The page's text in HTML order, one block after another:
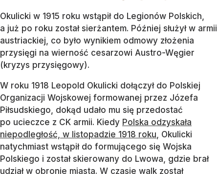
Okulicki w 1915 roku wstąpił do Legionów Polskich,
a już po roku został sierżantem. Później służył w armii
austriackiej, co było wynikiem odmowy złożenia
przysięgi na wierność cesarzowi Austro-Węgier
(kryzys przysięgowy).
W roku 1918 Leopold Okulicki dołączył do Polskiej
Organizacji Wojskowej formowanej przez Józefa
Piłsudskiego, dokąd udało mu się przedostać
po ucieczce z CK armii. Kiedy Polska odzyskała
niepodległość, w listopadzie 1918 roku , Okulicki
natychmiast wstąpił do formującego się Wojska
Polskiego i został skierowany do Lwowa, gdzie brał
udział w obronie miasta. W czasie walk został